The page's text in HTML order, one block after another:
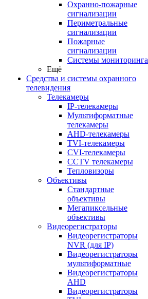
Охранно-пожарные
сигнализации
Периметральные
сигнализации
Пожарные
сигнализации
Системы мониторинга
Ещё
Средства и системы охранного
телевидения
Телекамеры
IP-телекамеры
Мультиформатные
телекамеры
AHD-телекамеры
TVI-телекамеры
CVI-телекамеры
CCTV телекамеры
Тепловизоры
Объективы
Стандартные
объективы
Мегапиксельные
объективы
Видеорегистраторы
Видеорегистраторы
NVR (для IP)
Видеорегистраторы
мультиформатные
Видеорегистраторы
AHD
Видеорегистраторы